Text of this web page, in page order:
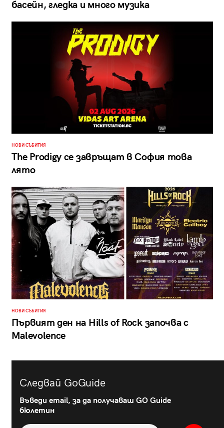
басейн, гледка и много музика
НОВИ СЪБИТИЯ
The Prodigy се завръщат в София това
лято
НОВИ СЪБИТИЯ
Първият ден на Hills of Rock започва с
Malevolence
Следвай GoGuide
Въведи email, за да получаваш GO Guide
бюлетин